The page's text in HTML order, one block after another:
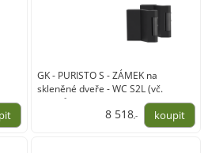
GK - PURISTO S - ZÁMEK na
skleněné dveře - WC S2L (vč.
závěsů)
8 518,-